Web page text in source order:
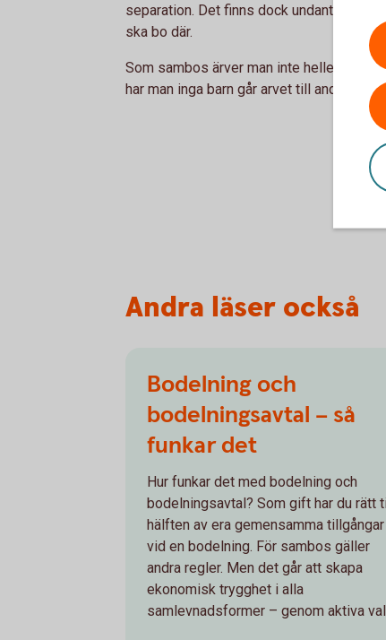
separation. Det finns dock undantag om
ska bo där.
Som sambos ärver man inte heller
har man inga barn går arvet till andra
Andra läser också
Bodelning och
bodelningsavtal – så
funkar det
Hur funkar det med bodelning och
bodelningsavtal? Som gift har du rätt
hälften av era gemensamma tillgångar
vid en bodelning. För sambos gäller
andra regler. Men det går att skapa
ekonomisk trygghet i alla
samlevnadsformer – genom aktiva